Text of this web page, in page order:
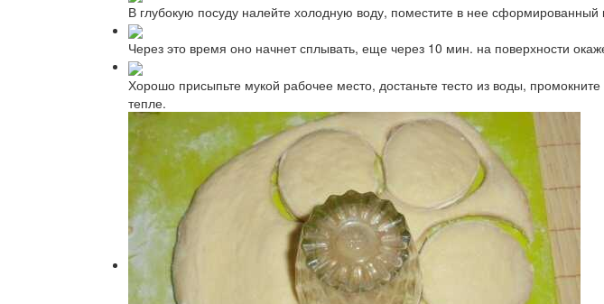
В глубокую посуду налейте холодную воду, поместите в нее
Через это время оно начнет сплывать, еще через 10 мин. на поверхности
Хорошо присыпьте мукой рабочее место, достаньте тесто из воды,
тепле.